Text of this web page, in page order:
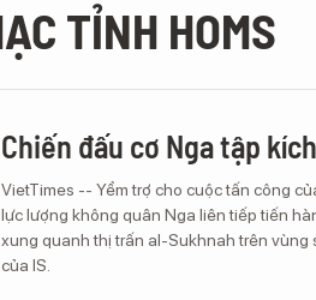
TỈNH HOMS
Chiến đấu cơ Nga tập
VietTimes -- Yểm trợ cho cuộc tấn công
lực lượng không quân Nga liên tiếp tiến
xung quanh thị trấn al-Sukhnah trên vùng
của IS.